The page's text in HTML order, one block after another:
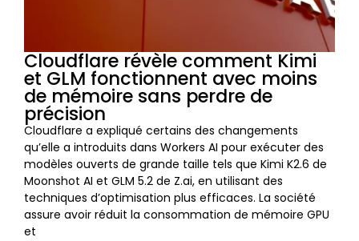
Cloudflare révèle comment Kimi
et GLM fonctionnent avec moins
de mémoire sans perdre de
précision
Cloudflare a expliqué certains des changements
qu’elle a introduits dans Workers AI pour exécuter des
modèles ouverts de grande taille tels que Kimi K2.6 de
Moonshot AI et GLM 5.2 de Z.ai, en utilisant des
techniques d’optimisation plus efficaces. La société
assure avoir réduit la consommation de mémoire GPU
et